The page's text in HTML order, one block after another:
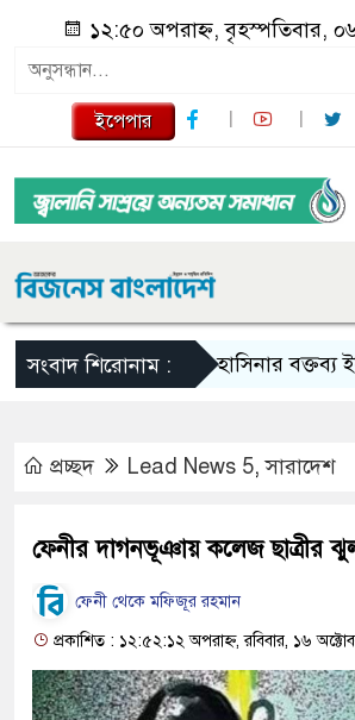
১২:৫০ অপরাহ্ন, বৃহস্পতিবার,
ইপেপার
সংবাদ শিরোনাম :শেখ হাসিনার বক্তব্য ইস্যুতে
প্রচ্ছদ Lead News 5,সারাদেশ
ফেনীর দাগনভূঞায় কলেজ ছাত্রীর
ফেনী থেকে মফিজূর রহমান
প্রকাশিত : ১২:৫২:১২ অপরাহ্ন, রবিবার, ১৬